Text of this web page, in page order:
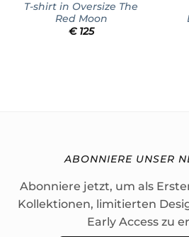
T-shirt in Oversize The
Red Moon
€125
ABONNIERE UNSER
Abonniere jetzt, um als
Kollektionen, limitierten
Early Access zu